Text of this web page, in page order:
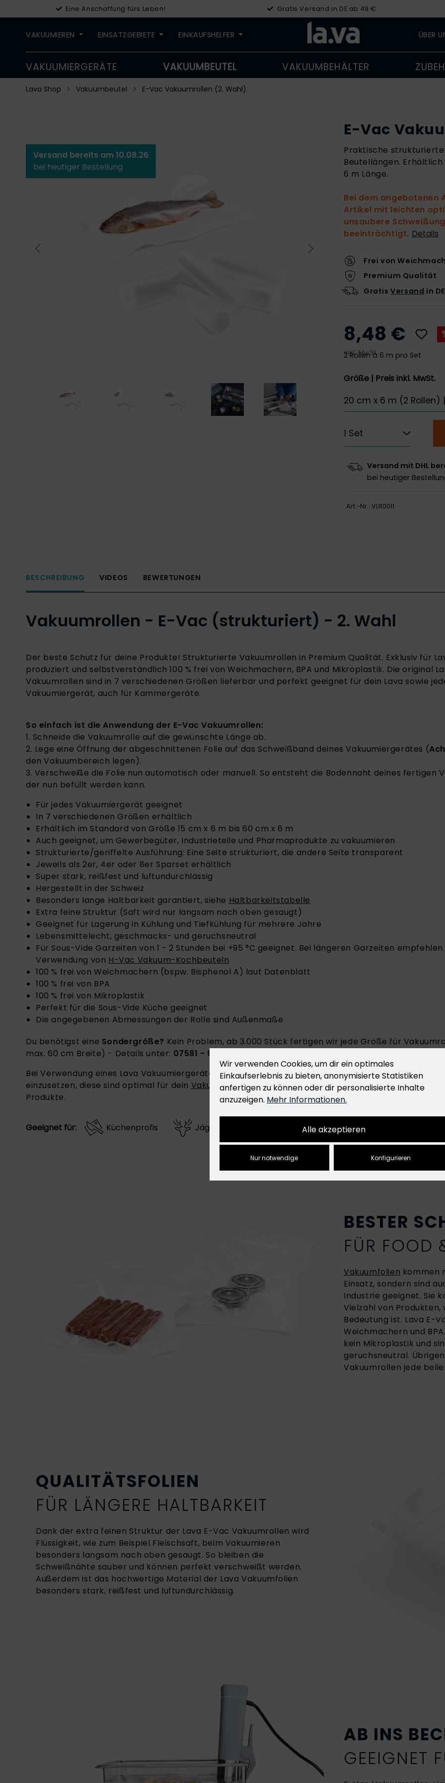
Eine Anschaffung fürs Leben! Gratis Versand in DE ab 49 €
VAKUUMIEREN EINSATZGEBIETE EINKAUFSHELFER ÜBER
VAKUUMIERGERÄTE VAKUUMBEUTEL VAKUUMBEHÄLTER
Lava Shop Vakuumbeutel E-Vac Vakuumrollen (2. Wahl)
Versand bereits am 10.08.26
bei heutiger Bestellung
E-Vac
Praktische
Beutellängen.
6 m Länge.
Bei dem angebotenen
Artikel mit leichten
unsaubere
beeinträchtigt. Details
Frei von
Premium Qualität
GratisVersand in
8,48 €
inkl. MwSt.
2 Rollen à 6 m pro Set
Größe | Preis inkl. MwSt.
Versand mit DHL
bei heutiger
Art.-Nr.: VLR0011
BESCHREIBUNG VIDEOS BEWERTUNGEN
Vakuumrollen - E-Vac (strukturiert) - 2. Wahl
Der beste Schutz für deine Produkte! Strukturierte Vakuumrollen in Premium Qualität. Exklusiv für
produziert und selbstverständlich 100 % frei von Weichmachern, BPA und Mikroplastik. Die original
Vakuumrollen sind in 7 verschiedenen Größen lieferbar und perfekt geeignet für dein Lava sowie
Vakuumiergerät, auch für Kammergeräte.
So einfach ist die Anwendung der E-Vac Vakuumrollen:
1. Schneide die Vakuumrolle auf die gewünschte Länge ab.
2. Lege eine Öffnung der abgeschnittenen Folie auf das Schweißband deines Vakuumiergerätes (
den Vakuumbereich legen).
3. Verschweiße die Folie nun automatisch oder manuell. So entsteht die Bodennaht deines fertigen
der nun befüllt werden kann.
Für jedes Vakuumiergerät geeignet
In 7 verschiedenen Größen erhältlich
Erhältlich im Standard von Größe 15 cm x 6 m bis 60 cm x 6 m
Auch geeignet, um Gewerbegüter, Industrieteile und Pharmaprodukte zu vakuumieren
Strukturierte/geriffelte Ausführung: Eine Seite strukturiert, die andere Seite transparent
Jeweils als 2er, 4er oder 8er Sparset erhältlich
Super stark, reißfest und luftundurchlässig
Hergestellt in der Schweiz
Besonders lange Haltbarkeit garantiert, siehe Haltbarkeitstabelle
Extra feine Struktur (Saft wird nur langsam nach oben gesaugt)
Geeignet für Lagerung in Kühlung und Tiefkühlung für mehrere Jahre
Lebensmittelecht, geschmacks- und geruchsneutral
Für Sous-Vide Garzeiten von 1 - 2 Stunden bei +95 °C geeignet. Bei längeren Garzeiten empfehlen
Verwendung von H-Vac Vakuum-Kochbeuteln
100 % frei von Weichmachern (bspw. Bisphenol A) laut Datenblatt
100 % frei von BPA
100 % frei von Mikroplastik
Perfekt für die Sous-Vide Küche geeignet
Die angegebenen Abmessungen der Rolle sind Außenmaße
Du benötigst eine Sondergröße? Kein Problem, ab 3.000 Stück fertigen wir jede Größe für
max. 60 cm Breite) - Details unter: 07581 - 9043-0
Bei Verwendung eines Lava Vakuumiergerätes empfehlen wir stetsVakuumbeuteloderVakuumrollen
einzusetzen, diese sind optimal für dein Vakuumiergerätausgelegt und garantieren eine lange
Produkte.
Geeignet für: Küchenprofis Jäger Industrie
BESTER
FÜR FOOD
Vakuumfolien kommen
Einsatz, sondern sind
Industrie geeignet. Sie
Vielzahl von
Bedeutung ist. Lava E-
Weichmachern und
kein Mikroplastik und
geruchsneutral.
Vakuumrollen jede
QUALITÄTSFOLIEN
FÜR LÄNGERE HALTBARKEIT
Dank der extra feinen Struktur der Lava E-Vac Vakuumrollen wird
Flüssigkeit, wie zum Beispiel Fleischsaft, beim Vakuumieren
besonders langsam nach oben gesaugt. So bleiben die
Schweißnähte sauber und können perfekt verschweißt werden.
Außerdem ist das hochwertige Material der Lava Vakuumfolien
besonders stark, reißfest und luftundurchlässig.
AB INS
GEEIGNET
Wir verwenden Cookies, um dir ein optimales
Einkaufserlebnis zu bieten, anonymisierte Statistiken
anfertigen zu können oder dir personalisierte Inhalte
anzuzeigen. Mehr Informationen.
Alle akzeptieren
Nur notwendige Konfigurieren